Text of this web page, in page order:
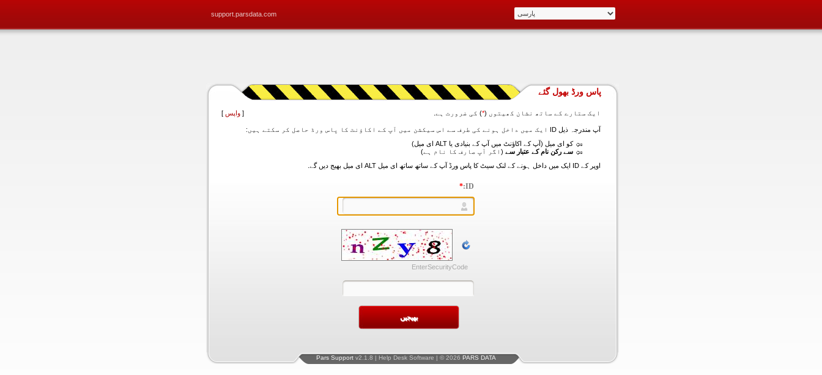
support.parsdata.com
پاس ورڈ بھول گئے
ایک ستارے کے ساتھ نشان کھیتوں (*) کی ضرورت ہے. [ واپس ]
آپ مندرجہ ذیل ID ایک میں داخل ہونے کی طرف سے اس سیکشن میں آپ کے اکاؤنٹ کا پاس ورڈ حاصل کر سکتے ہیں:
کو ای میل (آپ کے اکاؤنٹ میں آپ کے بنیادی یا ALT ای میل)
سے رکن نام کے عتبار سے (اگر آپ صارف کا نام ہے)
اوپر کے ID ایک میں داخل ہونے کے لنک سیٹ کا پاس ورڈ آپ کے ساتھ ساتھ ای میل ALT ای میل بھیج دیں گے.
ID:
*
EnterSecurityCode
Pars Support v2.1.8 | Help Desk Software | © 2026 PARS DATA